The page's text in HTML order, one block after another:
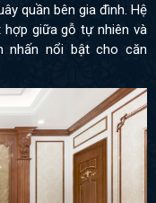
quần bên gia đình. Hệ
giữa gỗ tự nhiên và
nhấn nổi bật cho căn